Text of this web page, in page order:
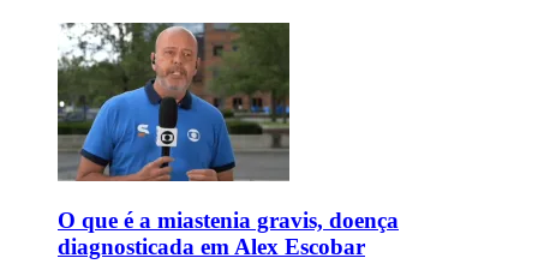
O que é a miastenia gravis, doença
diagnosticada em Alex Escobar